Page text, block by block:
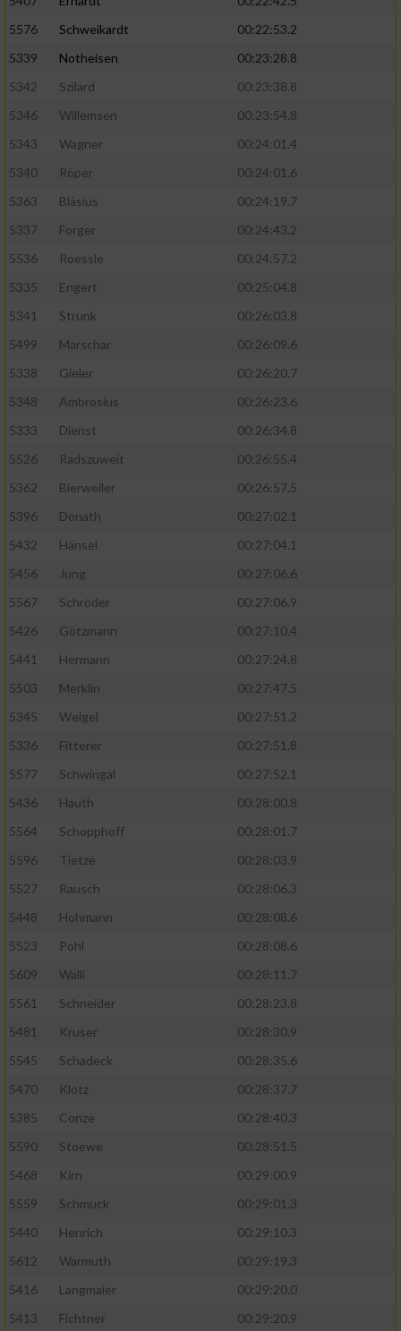
5576
Schweikardt
00:22:53.2
5339
Notheisen
00:23:28.8
5342
Szilard
00:23:38.8
5346
Willemsen
00:23:54.8
5343
Wagner
00:24:01.4
5340
Röper
00:24:01.6
5363
Bläsius
00:24:19.7
5337
Forger
00:24:43.2
5536
Roessle
00:24:57.2
5335
Engert
00:25:04.8
5341
Strunk
00:26:03.8
5499
Marschar
00:26:09.6
5338
Gieler
00:26:20.7
5348
Ambrosius
00:26:23.6
5333
Dienst
00:26:34.8
5526
Radszuweit
00:26:55.4
5362
Bierweiler
00:26:57.5
5396
Donath
00:27:02.1
5432
Hänsel
00:27:04.1
5456
Jung
00:27:06.6
5567
Schröder
00:27:06.9
5426
Götzmann
00:27:10.4
5441
Hermann
00:27:24.8
5503
Merklin
00:27:47.5
5345
Weigel
00:27:51.2
5336
Fitterer
00:27:51.8
5577
Schwingal
00:27:52.1
5436
Hauth
00:28:00.8
5564
Schopphoff
00:28:01.7
5596
Tietze
00:28:03.9
5527
Rausch
00:28:06.3
5448
Hohmann
00:28:08.6
5523
Pohl
00:28:08.6
5609
Walli
00:28:11.7
5561
Schneider
00:28:23.8
5481
Kruser
00:28:30.9
5545
Schadeck
00:28:35.6
5470
Klotz
00:28:37.7
5385
Conze
00:28:40.3
5590
Stoewe
00:28:51.5
5468
Kirn
00:29:00.9
5559
Schmuck
00:29:01.3
5440
Henrich
00:29:10.3
5612
Warmuth
00:29:19.3
5416
Langmaier
00:29:20.0
5413
Fichtner 00:29:20.9